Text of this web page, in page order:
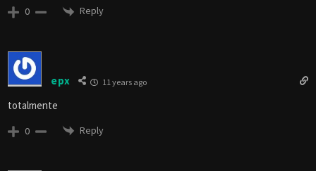
0 Reply
epx 11 years ago
totalmente
0 Reply